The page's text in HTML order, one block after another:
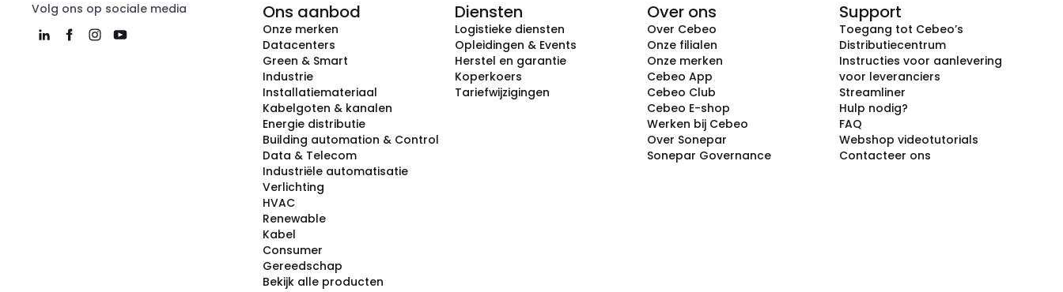
Volg ons op sociale media Ons aanbod
Onze merken
Datacenters
Green & Smart
Industrie
Installatiemateriaal
Kabelgoten & kanalen
Energie distributie
Building automation & Control
Data & Telecom
Industriële automatisatie
Verlichting
HVAC
Renewable
Kabel
Consumer
Gereedschap
Bekijk alle producten
Diensten
Logistieke diensten
Opleidingen & Events
Herstel en garantie
Koperkoers
Tariefwijzigingen
Over ons
Over Cebeo
Onze filialen
Onze merken
Cebeo App
Cebeo Club
Cebeo E-shop
Werken bij Cebeo
Over Sonepar
Sonepar Governance
Support
Toegang tot Cebeo’s
Distributiecentrum
Instructies voor aanlevering
voor leveranciers
Streamliner
Hulp nodig?
FAQ
Webshop videotutorials
Contacteer ons